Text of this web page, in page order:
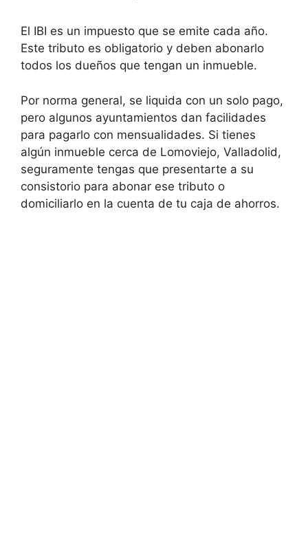
El IBI es un impuesto que se emite cada año.
Este tributo es obligatorio y deben abonarlo
todos los dueños que tengan un inmueble.
Por norma general, se liquida con un solo pago,
pero algunos ayuntamientos dan facilidades
para pagarlo con mensualidades. Si tienes
algún inmueble cerca de Lomoviejo, Valladolid,
seguramente tengas que presentarte a su
consistorio para abonar ese tributo o
domiciliarlo en la cuenta de tu caja de ahorros.